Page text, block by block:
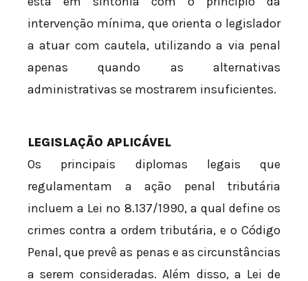
intervenção mínima, que orienta o legislador
a atuar com cautela, utilizando a via penal
apenas quando as alternativas
administrativas se mostrarem insuficientes.
LEGISLAÇÃO APLICÁVEL
Os principais diplomas legais que
regulamentam a ação penal tributária
incluem a Lei nº 8.137/1990, a qual define os
crimes contra a ordem tributária, e o Código
Penal, que prevê as penas e as circunstâncias
a serem consideradas. Além disso, a Lei de